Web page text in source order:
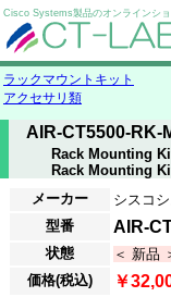
Cisco Systems製品のオンラインシ
ラックマウントキット
アクセサリ類
AIR-CT5500-RK-
Rack Mounting
Rack Mounting
メーカー
シスコ
型番
AIR-
状態
＜ 新品
価格(税込)
￥